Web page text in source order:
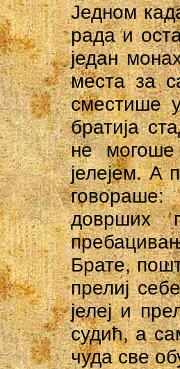
Једном
рада и
један
места за
сместише
братија
не могоше
јелејем.
доврших
Брате,
прелиј
јелеј и
судић, а
чуда све